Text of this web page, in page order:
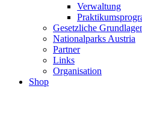
Verwaltung
Gesetzliche
Nationalparks Austria
Partner
Links
Organisation
Shop